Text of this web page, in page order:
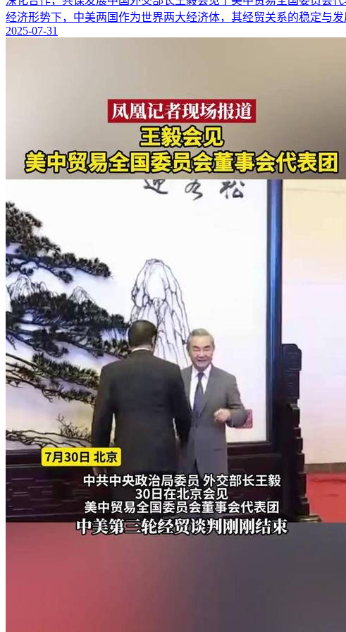
经济形势下，中美两国作为世界两大经济体，其经贸关系的稳定与
2025-07-31